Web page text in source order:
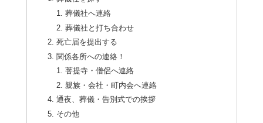
葬儀社へ連絡
葬儀社と打ち合わせ
死亡届を提出する
関係各所への連絡！
菩提寺・僧侶へ連絡
親族・会社・町内会へ連絡
通夜、葬儀・告別式での挨拶
その他